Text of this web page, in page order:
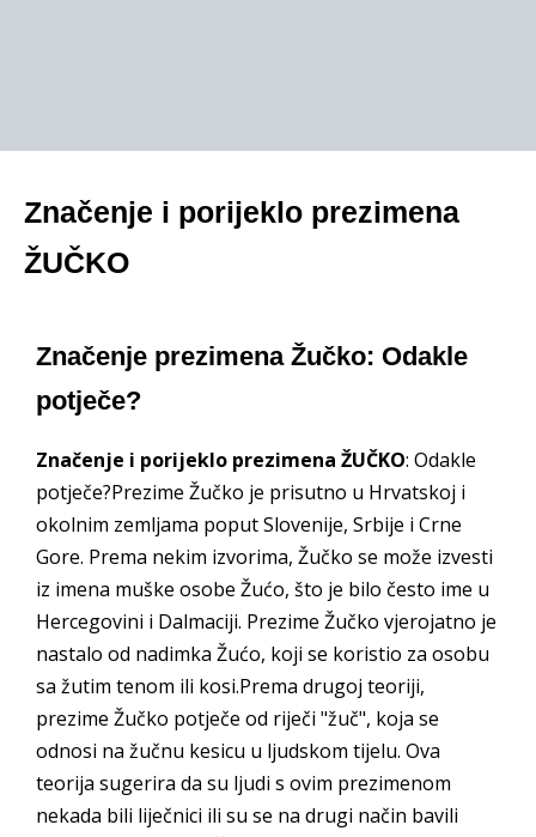
Značenje i porijeklo prezimena
ŽUČKO
Značenje prezimena Žučko: Odakle
potječe?
Značenje i porijeklo prezimena ŽUČKO: Odakle
potječe?Prezime Žučko je prisutno u Hrvatskoj i
okolnim zemljama poput Slovenije, Srbije i Crne
Gore. Prema nekim izvorima, Žučko se može izvesti
iz imena muške osobe Žućo, što je bilo često ime u
Hercegovini i Dalmaciji. Prezime Žučko vjerojatno je
nastalo od nadimka Žućo, koji se koristio za osobu
sa žutim tenom ili kosi.Prema drugoj teoriji,
prezime Žučko potječe od riječi "žuč", koja se
odnosi na žučnu kesicu u ljudskom tijelu. Ova
teorija sugerira da su ljudi s ovim prezimenom
nekada bili liječnici ili su se na drugi način bavili